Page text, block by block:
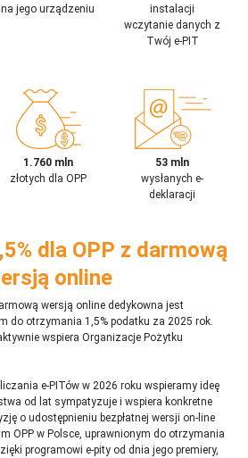
na jego urządzeniu
instalacji
wczytanie danych z
Twój e-PIT
1.760 mln
złotych dla OPP
53 mln
wysłanych e-
deklaracji
dla OPP z darmową
online
wersją online dedykowna jest
do otrzymania 1,5% podatku za 2025 rok.
wspiera Organizacje Pożytku
e-PITów w 2026 roku wspieramy ideę
od lat sympatyzuje i wspiera konkretne
o udostępnieniu bezpłatnej wersji on-line
OPP w Polsce, uprawnionym do otrzymania
programowi e-pity od dnia jego premiery,